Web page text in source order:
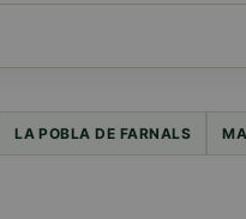
LA POBLA DE FARNALS